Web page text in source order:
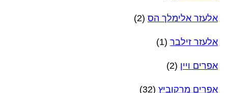
אלעזר אלימלך הס (2)
אלעזר זילבר (1)
אפרים ויין (2)
אפרים מרקוביץ (32)